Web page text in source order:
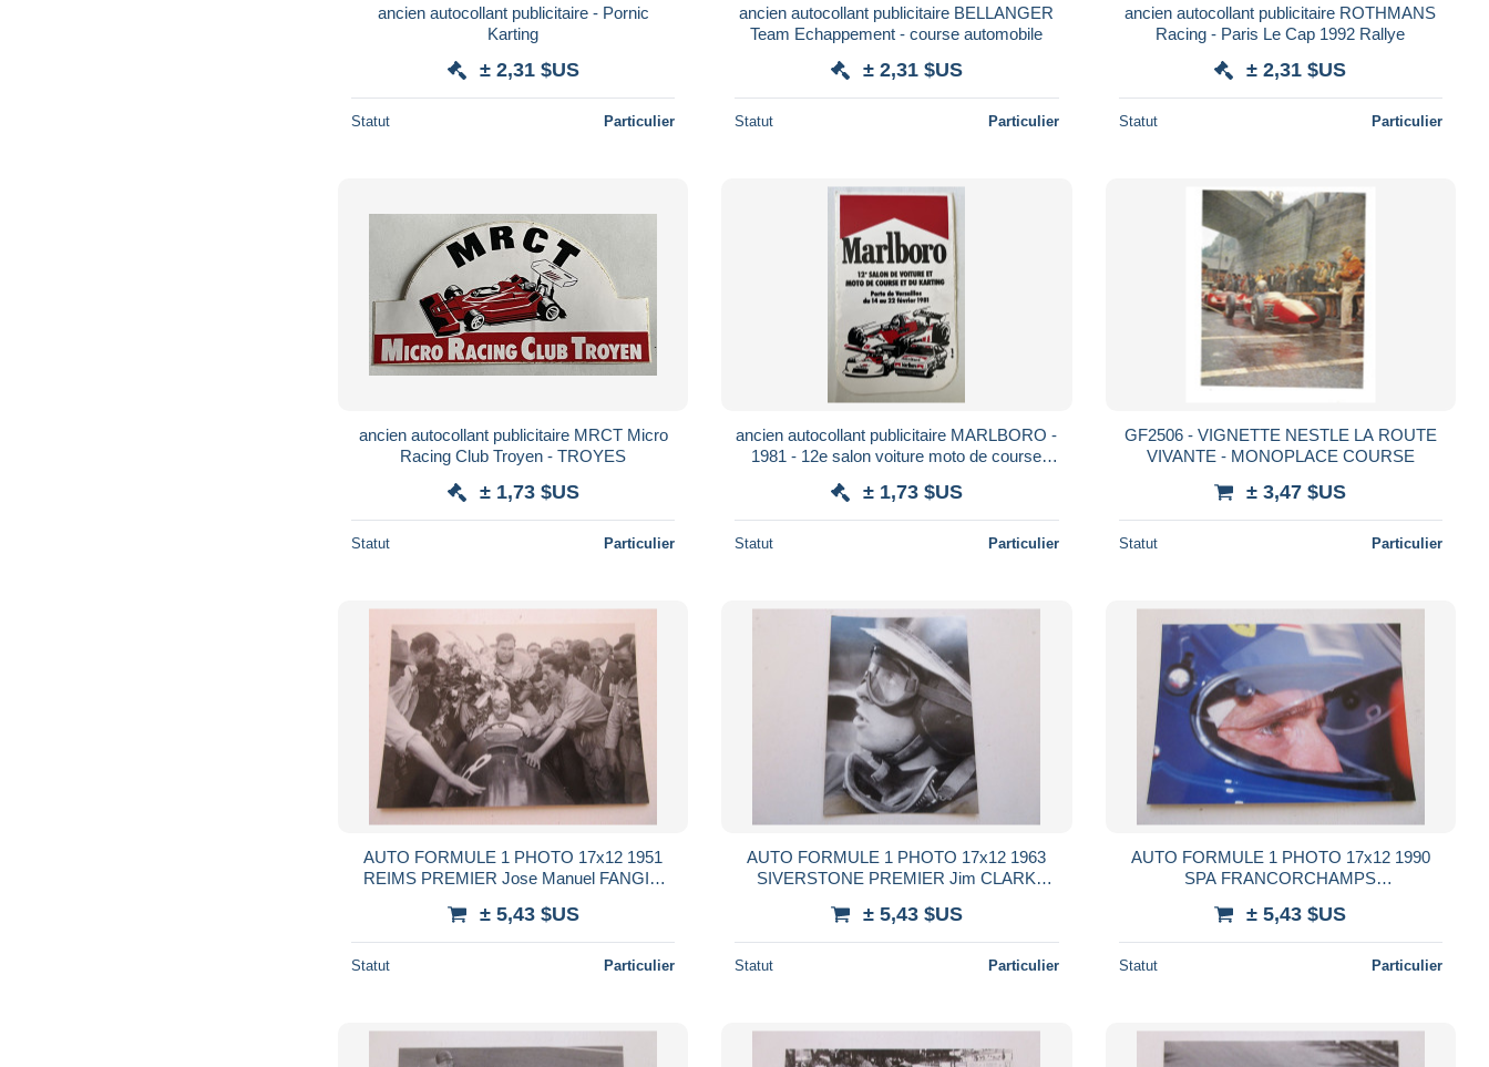
ancien autocollant publicitaire - Pornic
Karting
± 2,31 $US
Statut Particulier
ancien autocollant publicitaire BELLANGER
Team Echappement - course automobile
± 2,31 $US
Statut Particulier
ancien autocollant publicitaire ROTHMANS
Racing - Paris Le Cap 1992 Rallye
± 2,31 $US
Statut Particulier
ancien autocollant publicitaire MRCT Micro
Racing Club Troyen - TROYES
± 1,73 $US
Statut Particulier
ancien autocollant publicitaire MARLBORO -
1981 - 12e salon voiture moto de course
± 1,73 $US
Statut Particulier
GF2506 - VIGNETTE NESTLE LA ROUTE
VIVANTE - MONOPLACE COURSE
± 3,47 $US
Statut Particulier
AUTO FORMULE 1 PHOTO 17x12 1951
REIMS PREMIER Jose Manuel FANGIO
± 5,43 $US
Statut Particulier
AUTO FORMULE 1 PHOTO 17x12 1963
SIVERSTONE PREMIER Jim CLARK
± 5,43 $US
Statut Particulier
AUTO FORMULE 1 PHOTO 17x12 1990
SPA FRANCORCHAMPS
± 5,43 $US
Statut Particulier